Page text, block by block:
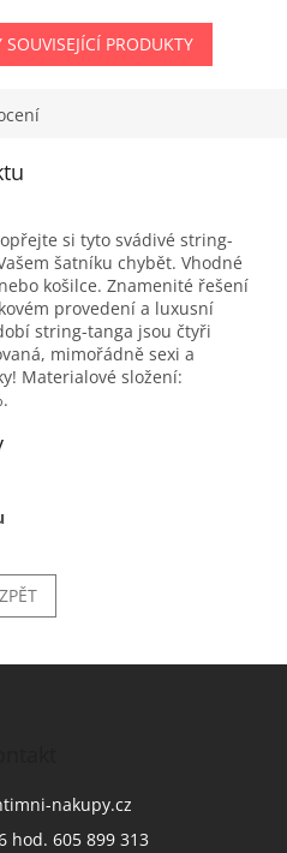
PRODUKTY
si tyto svádivé string-
šatníku chybět. Vhodné
košilce. Znamenité řešení
provedení a luxusní
string-tanga jsou čtyři
mimořádně sexi a
Materialové složení:
ZPĚT
nakupy.cz
hod. 605 899 313